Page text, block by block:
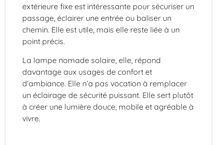
extérieure fixe est intéressante pour sécuriser un
passage, éclairer une entrée ou baliser un
chemin. Elle est utile, mais elle reste liée à un
point précis.
La lampe nomade solaire, elle, répond
davantage aux usages de confort et
d’ambiance. Elle n’a pas vocation à remplacer
un éclairage de sécurité puissant. Elle sert plutôt
à créer une lumière douce, mobile et agréable à
vivre.